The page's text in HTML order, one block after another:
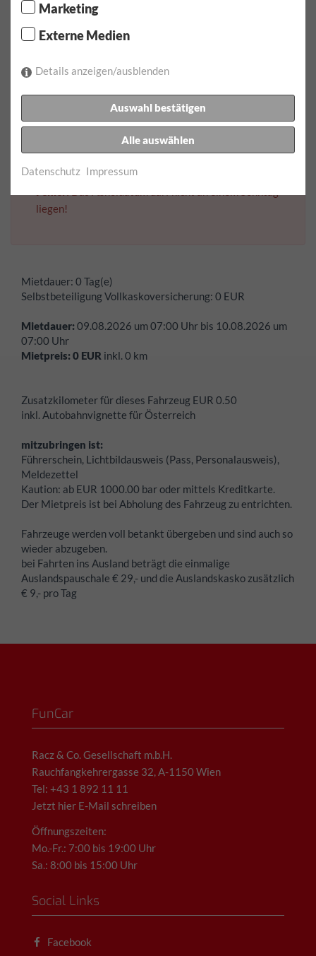
Abholzeit:
Rückgabedatum:
Rückgabezeit:
liegen!
Mietdauer: 0 Tag(e)
Selbstbeteiligung Vollkaskoversicherung: 0 EUR
Mietdauer:09.08.2026 um07:00 Uhr bis 10.08.2026 um
07:00 Uhr
Mietpreis:0 EUR inkl. 0 km
Zusatzkilometer für dieses Fahrzeug EUR 0.50
inkl. Autobahnvignette für Österreich
mitzubringen ist:
Führerschein, Lichtbildausweis (Pass, Personalausweis),
Meldezettel
Kaution: ab EUR 1000.00 bar oder mittels Kreditkarte.
Der Mietpreis ist bei Abholung des Fahrzeug zu entrichten.
Fahrzeuge werden voll betankt übergeben und sind auch so
wieder abzugeben.
bei Fahrten ins Ausland beträgt die einmalige
Auslandspauschale € 29,- und die Auslandskasko zusätzlich
€ 9,- pro Tag
FunCar
Racz & Co. Gesellschaft m.b.H.
Rauchfangkehrergasse 32, A-1150 Wien
Tel: +43 1 892 11 11
Jetzt hier E-Mail schreiben
Öffnungszeiten:
Mo.-Fr.: 7:00 bis 19:00 Uhr
Sa.: 8:00 bis 15:00 Uhr
Social Links
Facebook
Marketing
Externe Medien
Details anzeigen/ausblenden
Auswahl bestätigen
Alle auswählen
Datenschutz Impressum